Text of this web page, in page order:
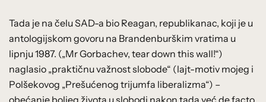
Tada je na čelu SAD-a bio Reagan, republikanac, koji je u
antologijskom govoru na Brandenburškim vratima u
lipnju 1987. („Mr Gorbachev, tear down this wall!“)
naglasio „praktičnu važnost slobode“ (lajt-motiv mojeg i
Polšekovog „Prešućenog trijumfa liberalizma“) –
obećanje boljeg života u slobodi nakon tada već de facto